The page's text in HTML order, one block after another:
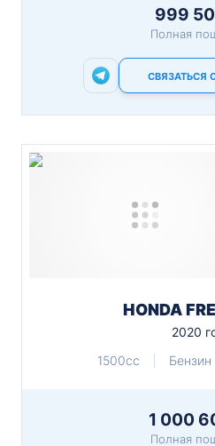
999
Полная
СВЯЗАТЬСЯ
HONDA
2020
1500cc
Бензин
1 000
Полная